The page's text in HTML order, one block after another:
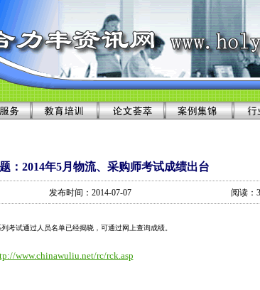
：2014年5月物流、采购师考试成绩出台
发布时间：2014-07-07 阅读：
考试通过人员名单已经揭晓，可通过网上查询成绩。
www.chinawuliu.net/rc/rck.asp